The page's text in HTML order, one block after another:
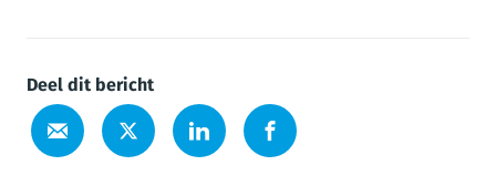
Deel dit bericht